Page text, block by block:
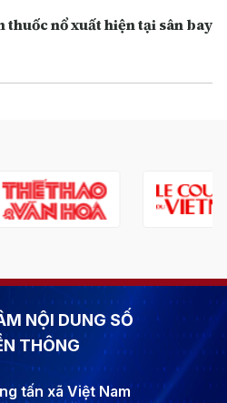
nổ xuất hiện tại sân bay
NỘI DUNG SỐ
THÔNG
tấn xã Việt Nam